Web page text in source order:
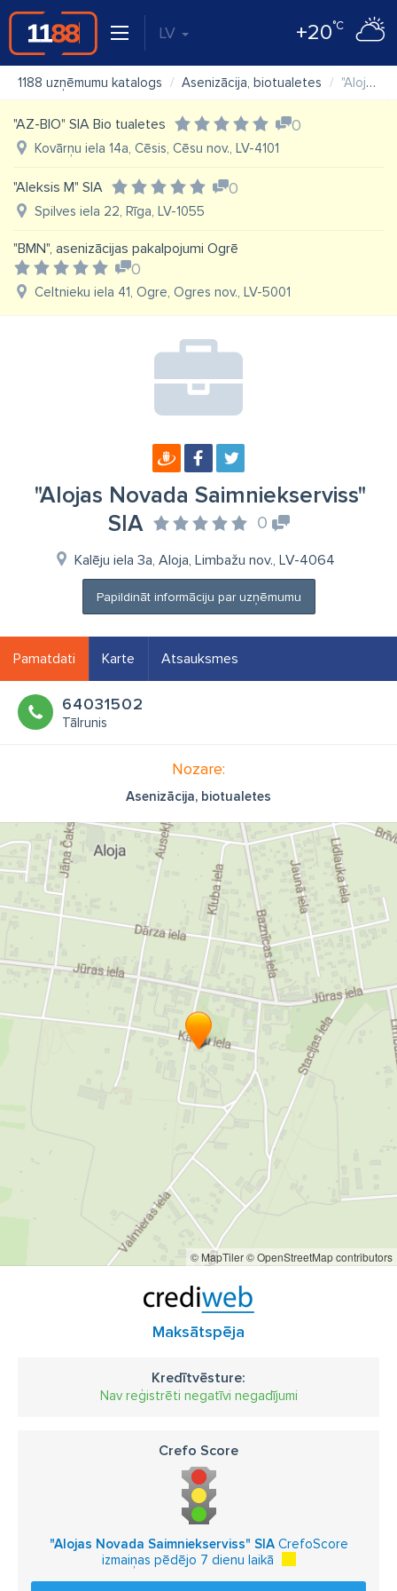
LV +20°C
1188 uzņēmumu katalogs Asenizācija, biotualetes "Alojas Novada Saimniekserviss" SIA
"AZ-BIO" SIA Bio tualetes 0
Kovārņu iela 14a, Cēsis, Cēsu nov., LV-4101
"Aleksis M" SIA 0
Spilves iela 22, Rīga, LV-1055
"BMN", asenizācijas pakalpojumi Ogrē
0
Celtnieku iela 41, Ogre, Ogres nov., LV-5001
"Alojas Novada Saimniekserviss"
SIA
0
Kalēju iela 3a, Aloja, Limbažu nov., LV-4064
Papildināt informāciju par uzņēmumu
Pamatdati Karte Atsauksmes
64031502
Tālrunis
Nozare:
Asenizācija, biotualetes
© MapTiler© OpenStreetMap contributors
Maksātspēja
Kredītvēsture:
Nav reģistrēti negatīvi negadījumi
Crefo Score
"Alojas Novada Saimniekserviss" SIACrefoScore
izmaiņas pēdējo 7 dienu laikā